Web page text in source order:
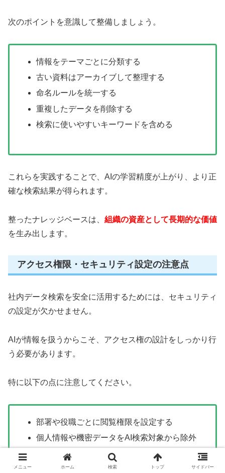
次のポイントを意識して整備しましょう。
情報をテーマごとに分類する
古い資料はアーカイブして整理する
命名ルールを統一する
重複したデータを削除する
検索に使いやすいキーワードを含める
これらを実践することで、AIの学習精度が上がり、より正
確な検索結果が得られます。
整ったナレッジベースは、 組織の資産として長期的な価値
を生み出します。
アクセス権限・セキュリティ設定の注意点
社内データ検索を安全に活用するためには、セキュリティ
の設定が欠かせません。
AIが情報を扱うからこそ、アクセス権の設計をしっかり行
う必要があります。
特に以下の点に注意してください。
部署や役職ごとに閲覧権限を設定する
個人情報や機密データをAI検索対象から除外
権限変更があった場合は自動で反映させる
メニュー ホーム 検索 トップ サイドバー